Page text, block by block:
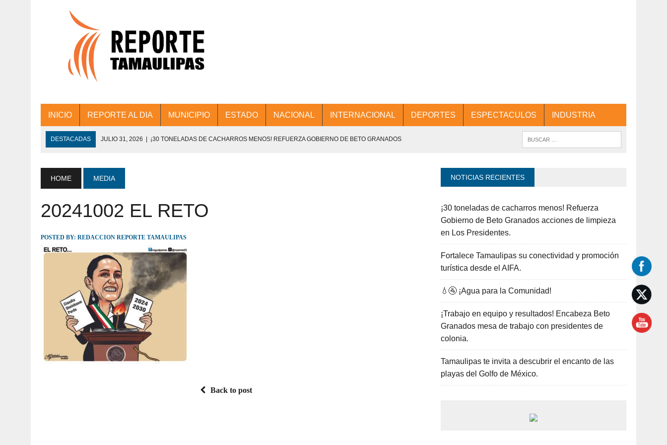
INICIO REPORTE AL DIA MUNICIPIO ESTADO NACIONAL INTERNACIONAL DEPORTES ESPECTACULOS INDUSTRIA
DESTACADAS JULIO 31, 2026 | ¡30 TONELADAS DE CACHARROS MENOS! REFUERZA GOBIERNO DE BETO GRANADOS
JULIO 30, 2026 | 💧🚰 ¡AGUA PARA LA COMUNIDAD!
JULIO 30, 2026 | ¡TRABAJO EN EQUIPO Y RESULTADOS! ENCABEZA BETO GRANADOS MESA DE TRABAJO CON PRESIDENTES
JULIO 30, 2026 | TAMAULIPAS TE INVITA A DESCUBRIR EL ENCANTO DE LAS PLAYAS DEL GOLFO DE MÉXICO.
HOME MEDIA
20241002 EL RETO
POSTED BY: REDACCION REPORTE TAMAULIPAS
Back to post
NOTICIAS RECIENTES
¡30 toneladas de cacharros menos! Refuerza
Gobierno de Beto Granados acciones de limpieza
en Los Presidentes.
Fortalece Tamaulipas su conectividad y promoción
turística desde el AIFA.
💧🚰 ¡Agua para la Comunidad!
¡Trabajo en equipo y resultados! Encabeza Beto
Granados mesa de trabajo con presidentes de
colonia.
Tamaulipas te invita a descubrir el encanto de las
playas del Golfo de México.